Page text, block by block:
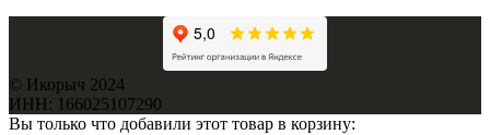
© Икорыч 2024
ИНН: 166025107290
Вы только что добавили этот товар в корзину: